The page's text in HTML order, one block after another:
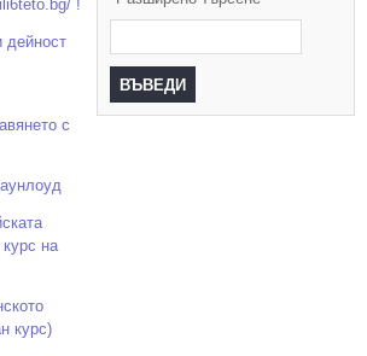
!
дейност
с
на
курс)